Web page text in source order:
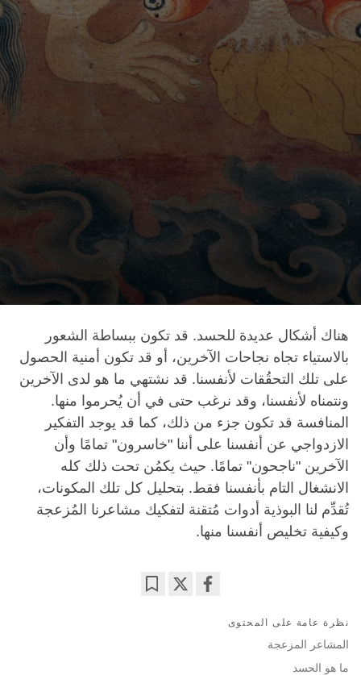
هناك أشكال عديدة للحسد. قد تكون ببساطة الشعور
بالاستياء تجاه نجاحات الآخرين، أو قد تكون أمنية الحصول
على تلك التحقُقات لأنفسنا. قد نشتهي ما هو لدى الآخرين
ونتمناه لأنفسنا، وقد نرغب حتى في أن يُحرموا منها.
المنافسة قد تكون جزء من ذلك، كما قد يوجد التفكير
الازدواجي عن أنفسنا على أننا "خاسرون" تمامًا وأن
الآخرين "ناجحون" تمامًا. حيث يكمُن تحت ذلك كله
الانشغال التام بأنفسنا فقط. بتحليل كل تلك المكونات،
تُقدِّم لنا البوذية أدوات مُتقنة لتفكيك مشاعرنا المُزعجة
وكيفية تخليص أنفسنا منها.
نظرة عامة على المحتوى
المشاعر المزعجة
ما هو الحسد